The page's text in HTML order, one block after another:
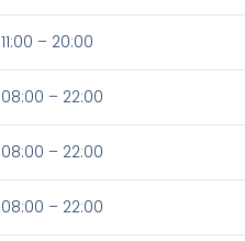
11:00 – 20:00
08:00 – 22:00
08:00 – 22:00
08:00 – 22:00